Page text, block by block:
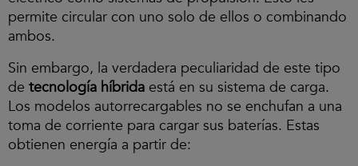
permite circular con uno solo de ellos o combinando
ambos.
Sin embargo, la verdadera peculiaridad de este tipo
de tecnología híbrida está en su sistema de carga.
Los modelos autorrecargables no se enchufan a una
toma de corriente para cargar sus baterías. Estas
obtienen energía a partir de:
y
r
p
o
d
u
c
i